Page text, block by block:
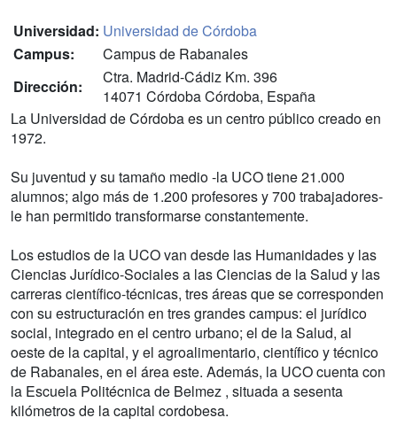
Universidad: Universidad de Córdoba
Campus:
Campus de Rabanales
Dirección:
Ctra. Madrid-Cádiz Km. 396
14071 Córdoba Córdoba, España
La Universidad de Córdoba es un centro público creado en
1972.
Su juventud y su tamaño medio -la UCO tiene 21.000
alumnos; algo más de 1.200 profesores y 700 trabajadores-
le han permitido transformarse constantemente.
Los estudios de la UCO van desde las Humanidades y las
Ciencias Jurídico-Sociales a las Ciencias de la Salud y las
carreras científico-técnicas, tres áreas que se corresponden
con su estructuración en tres grandes campus: el jurídico
social, integrado en el centro urbano; el de la Salud, al
oeste de la capital, y el agroalimentario, científico y técnico
de Rabanales, en el área este. Además, la UCO cuenta con
la Escuela Politécnica de Belmez , situada a sesenta
kilómetros de la capital cordobesa.